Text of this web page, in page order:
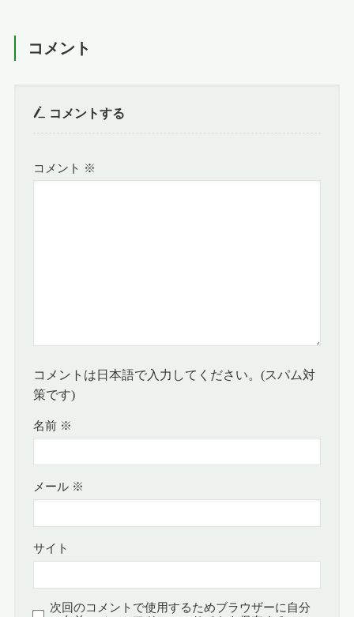
コメント
コメントする
コメント ※
コメントは日本語で入力してください。(スパム対
策です)
名前 ※
メール ※
サイト
次回のコメントで使用するためブラウザーに自分